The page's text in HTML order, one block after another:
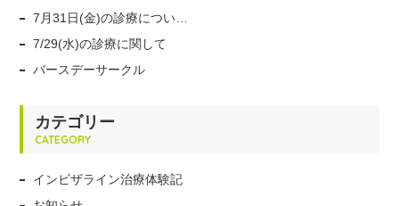
7月31日(金)の診療につい…
7/29(水)の診療に関して
バースデーサークル
カテゴリー
CATEGORY
インビザライン治療体験記